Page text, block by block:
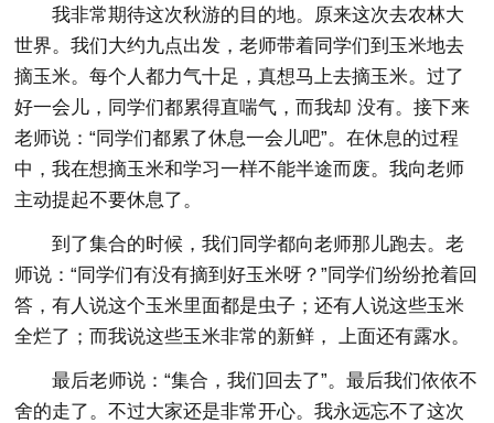
我非常期待这次秋游的目的地。原来这次去农林大
世界。我们大约九点出发，老师带着同学们到玉米地去
摘玉米。每个人都力气十足，真想马上去摘玉米。过了
好一会儿，同学们都累得直喘气，而我却 没有。接下来
老师说：“同学们都累了休息一会儿吧”。在休息的过程
中，我在想摘玉米和学习一样不能半途而废。我向老师
主动提起不要休息了。
到了集合的时候，我们同学都向老师那儿跑去。老
师说：“同学们有没有摘到好玉米呀？”同学们纷纷抢着回
答，有人说这个玉米里面都是虫子；还有人说这些玉米
全烂了；而我说这些玉米非常的新鲜， 上面还有露水。
最后老师说：“集合，我们回去了”。最后我们依依不
舍的走了。不过大家还是非常开心。我永远忘不了这次